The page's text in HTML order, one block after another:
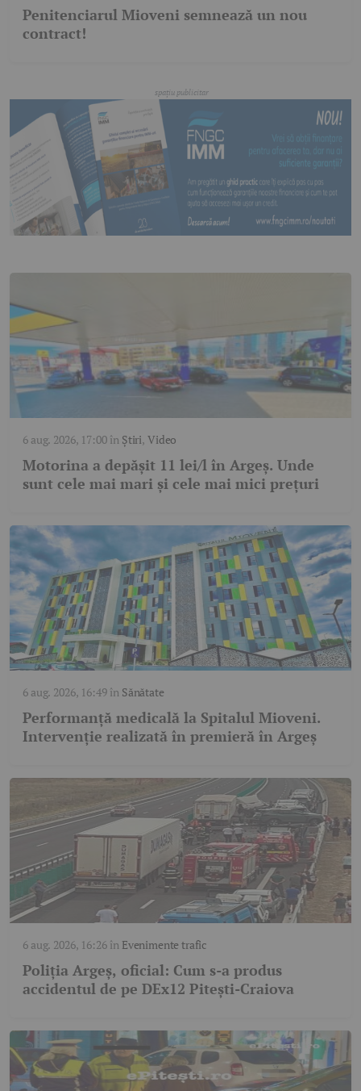
Penitenciarul Mioveni semnează un nou
contract!
6 aug. 2026, 17:00în Știri,Video
Motorina a depășit 11 lei/l în Argeș. Unde
sunt cele mai mari și cele mai mici prețuri
6 aug. 2026, 16:49în Sănătate
Performanță medicală la Spitalul Mioveni.
Intervenție realizată în premieră în Argeș
6 aug. 2026, 16:26în Evenimente trafic
Poliția Argeș, oficial: Cum s-a produs
accidentul de pe DEx12 Pitești-Craiova